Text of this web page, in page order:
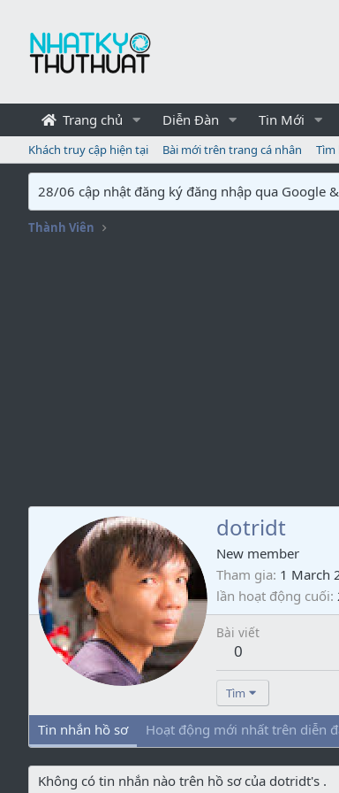
Trang chủ Diễn Đàn Tin Mới
Khách truy cập hiện tại Bài mới trên trang cá nhân Tìm
28/06 cập nhật đăng ký đăng nhập qua Google
Thành Viên
dotridt
New member
Tham gia 1 March
lần hoạt động cuối
Bài viết
0
Tìm
Tin nhắn hồ sơ Hoạt động mới nhất trên diễn
Không có tin nhắn nào trên hồ sơ của dotridt's .